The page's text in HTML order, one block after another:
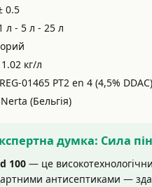
0.5
л - 5 л - 25 л
1.02 кг/л
01465 PT2 en 4 (4,5% DDAC)
Nerta (Бельгія)
думка: Сила
100 — це
антисептиками —